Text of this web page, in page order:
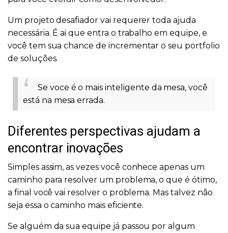
Um projeto desafiador vai requerer toda ajuda
necessária. É ai que entra o trabalho em equipe, e
você tem sua chance de incrementar o seu portfolio
de soluções.
Se voce é o mais inteligente da mesa, você
está na mesa errada.
Diferentes perspectivas ajudam a
encontrar inovações
Simples assim, as vezes você conhece apenas um
caminho para resolver um problema, o que é ótimo,
a final você vai resolver o problema. Mas talvez não
seja essa o caminho mais eficiente.
Se alguém da sua equipe já passou por algum